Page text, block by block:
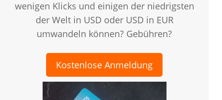
wenigen Klicks und einigen der niedrigsten
der Welt in USD oder USD in EUR
umwandeln können? Gebühren?
Kostenlose Anmeldung